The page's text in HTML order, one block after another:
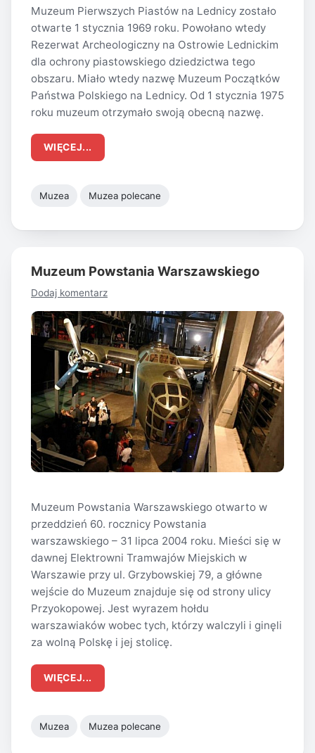
Muzeum Pierwszych Piastów na Lednicy zostało
otwarte 1 stycznia 1969 roku. Powołano wtedy
Rezerwat Archeologiczny na Ostrowie Lednickim
dla ochrony piastowskiego dziedzictwa tego
obszaru. Miało wtedy nazwę Muzeum Początków
Państwa Polskiego na Lednicy. Od 1 stycznia 1975
roku muzeum otrzymało swoją obecną nazwę.
WIĘCEJ...
Muzea Muzea polecane
Muzeum Powstania Warszawskiego
Dodaj komentarz
Muzeum Powstania Warszawskiego otwarto w
przeddzień 60. rocznicy Powstania
warszawskiego – 31 lipca 2004 roku. Mieści się w
dawnej Elektrowni Tramwajów Miejskich w
Warszawie przy ul. Grzybowskiej 79, a główne
wejście do Muzeum znajduje się od strony ulicy
Przyokopowej. Jest wyrazem hołdu
warszawiaków wobec tych, którzy walczyli i ginęli
za wolną Polskę i jej stolicę.
WIĘCEJ...
Muzea Muzea polecane